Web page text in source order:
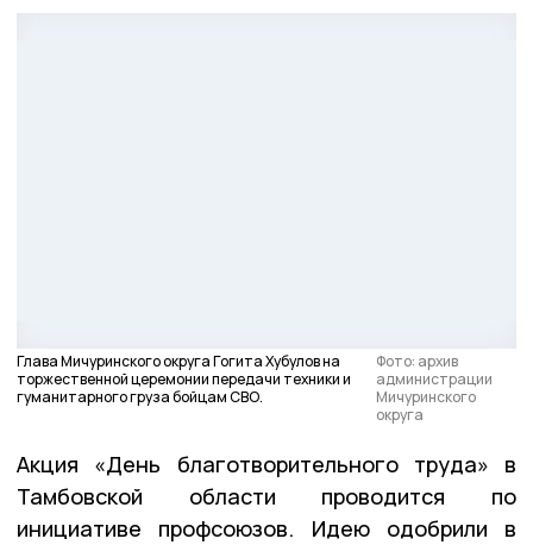
Глава Мичуринского округа Гогита Хубулов на
торжественной церемонии передачи техники и
гуманитарного груза бойцам СВО.
Фото: архив
администрации
Мичуринского
округа
Акция «День благотворительного труда» в
Тамбовской области проводится по
инициативе профсоюзов. Идею одобрили в